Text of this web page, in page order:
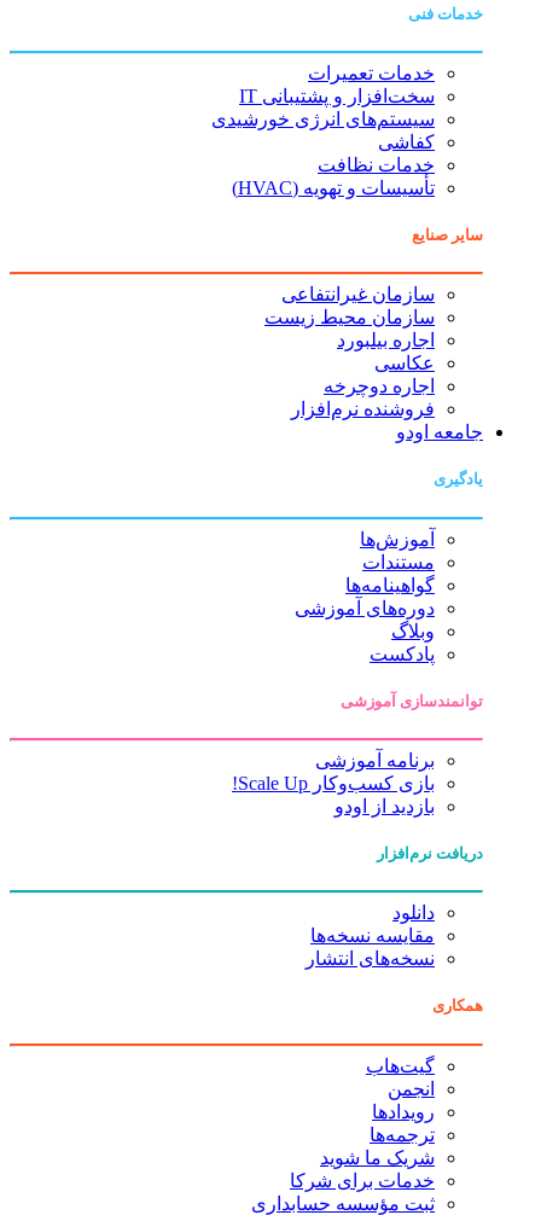
خدمات فنی
خدمات تعمیرات
سخت‌افزار و پشتیبانی IT
سیستم‌های انرژی خورشیدی
کفاشی
خدمات نظافت
تأسیسات و تهویه (HVAC)
سایر صنایع
سازمان غیرانتفاعی
سازمان محیط زیست
اجاره بیلبورد
عکاسی
اجاره دوچرخه
فروشنده نرم‌افزار
جامعه اودو
یادگیری
آموزش‌ها
مستندات
گواهینامه‌ها
دوره‌های آموزشی
وبلاگ
پادکست
توانمندسازی آموزشی
برنامه آموزشی
بازی کسب‌وکار Scale Up!
بازدید از اودو
دریافت نرم‌افزار
دانلود
مقایسه نسخه‌ها
نسخه‌های انتشار
همکاری
گیت‌هاب
انجمن
رویدادها
ترجمه‌ها
شریک ما شوید
خدمات برای شرکا
ثبت مؤسسه حسابداری